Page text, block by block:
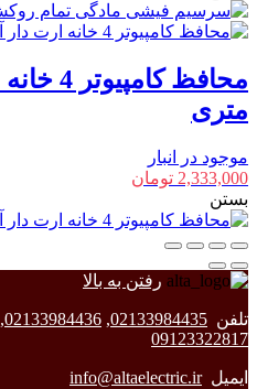
متری
موجود در انبار
2,333,000 تومان
بستن
رفتن به بالا
تلفن 02133984435
,
02133984436
,
09123322817
ایمیلinfo@altaelectric.ir